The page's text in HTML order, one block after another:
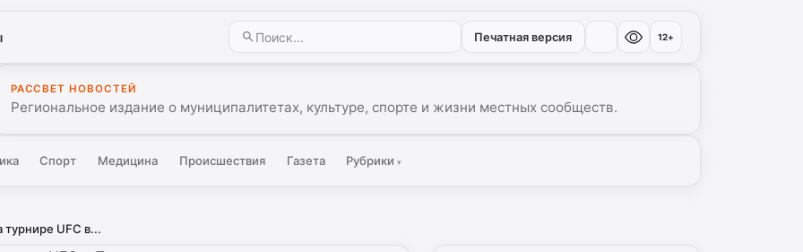
Печатная версия 12+
РАССВЕТ НОВОСТЕЙ
Региональное издание о муниципалитетах, культуре, спорте и жизни местных сообществ.
Спорт Медицина Происшествия Газета Рубрики▾
турнире UFС в...